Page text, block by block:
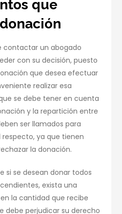
que
contactar un abogado
con su decisión, puesto
que desea efectuar
realizar esa
se debe tener en cuenta
y la repartición entre
ser llamados para
ya que tienen
la donación.
si se desean donar todos
exista una
la cantidad que recibe
debe perjudicar su derecho